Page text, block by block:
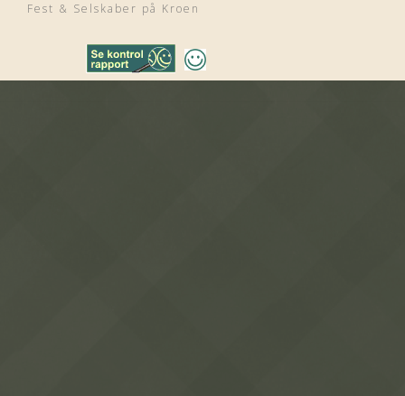
Fest & Selskaber på Kroen